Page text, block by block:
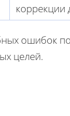
коррекции
ошибок
целей.